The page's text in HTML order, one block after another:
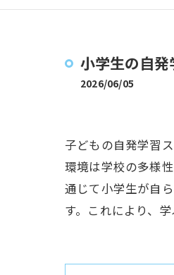
小学生の自
2026/06/05
子どもの自発学習
環境は学校の多様
通じて小学生が自
す。これにより、